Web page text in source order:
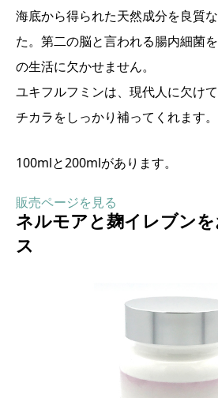
海底から得られた天然成分を良質
た。第二の脳と言われる腸内細菌
の生活に欠かせません。
ユキフルフミンは、現代人に欠け
チカラをしっかり補ってくれます。
100mlと200mlがあります。
販売ページを見る
ネルモアと麹イレブン
ス